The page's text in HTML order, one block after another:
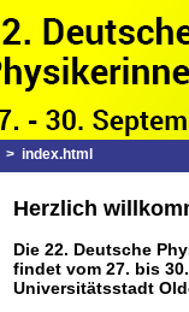
> index.html
Herzlich
Die 22. Deutsche
findet vom 27. bis
Universitätsstadt